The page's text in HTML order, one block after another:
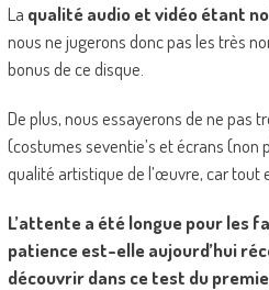
La qualité audio et vidéo étant
nous ne jugerons donc pas les très
bonus de ce disque.
De plus, nous essayerons de ne pas
(costumes seventie’s et écrans (non
qualité artistique de l’œuvre, car tout
L’attente a été longue pour les
patience est-elle aujourd’hui
découvrir dans ce test du